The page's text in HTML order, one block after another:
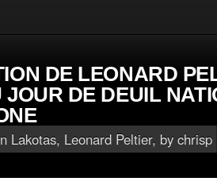
DE LEONARD
JOUR DE DEUIL
Lakotas, Leonard Peltier, by chrisp